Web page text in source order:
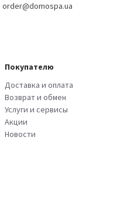
order@domospa.ua
Покупателю
Доставка и оплата
Возврат и обмен
Услуги и сервисы
Акции
Новости